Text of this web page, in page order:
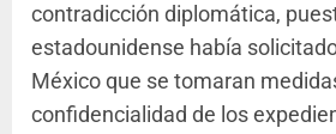
contradicción diplomática,
estadounidense había
México que se tomaran
confidencialidad de los